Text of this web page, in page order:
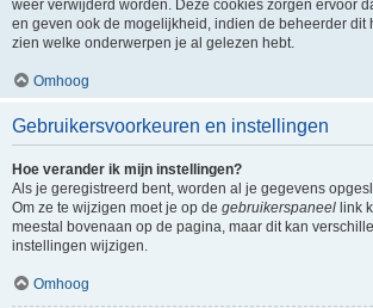
weer verwijderd worden. Deze cookies zorgen ervoor
en geven ook de mogelijkheid, indien de beheerder dit
zien welke onderwerpen je al gelezen hebt.
Omhoog
Gebruikersvoorkeuren en instellingen
Hoe verander ik mijn instellingen?
Als je geregistreerd bent, worden al je gegevens
Om ze te wijzigen moet je op de gebruikerspaneel link
meestal bovenaan op de pagina, maar dit kan
instellingen wijzigen.
Omhoog